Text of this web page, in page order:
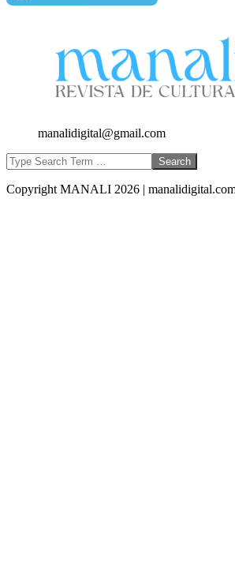
manalidigital@gmail.com
Search
Copyright MANALI 2026 |